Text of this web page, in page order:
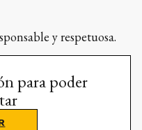
y respetuosa.
para poder